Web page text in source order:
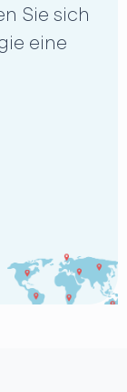
Sie sich
eine